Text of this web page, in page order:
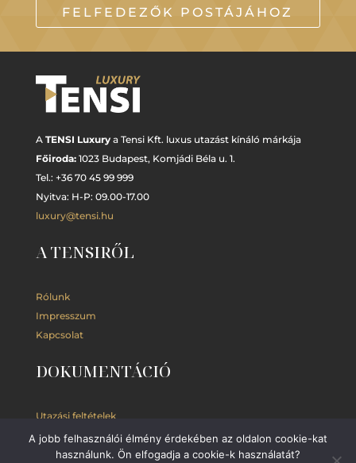
FELFEDEZŐK POSTÁJÁHOZ
A TENSI Luxurya Tensi Kft. luxus utazást kínáló márkája
Főiroda: 1023 Budapest, Komjádi Béla u. 1.
Tel.: +36 70 45 99 999
Nyitva: H-P: 09.00-17.00
luxury@tensi.hu
A TENSIRŐL
Rólunk
Impresszum
Kapcsolat
DOKUMENTÁCIÓ
Utazási feltételek
Adatkezelésitájékoztató
Kedvezmények
A jobb felhasználói élmény érdekében az oldalon cookie-kat
használunk. Ön elfogadja a cookie-k használatát?